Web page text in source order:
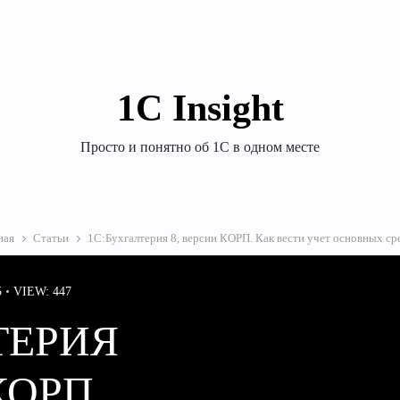
1С Insight
Просто и понятно об 1С в одном месте
Статьи 1С:Бухгалтерия 8, версии КОРП. Как вести учет основных
VIEW: 447